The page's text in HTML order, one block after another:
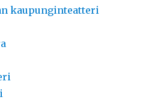
kaupunginteatteri